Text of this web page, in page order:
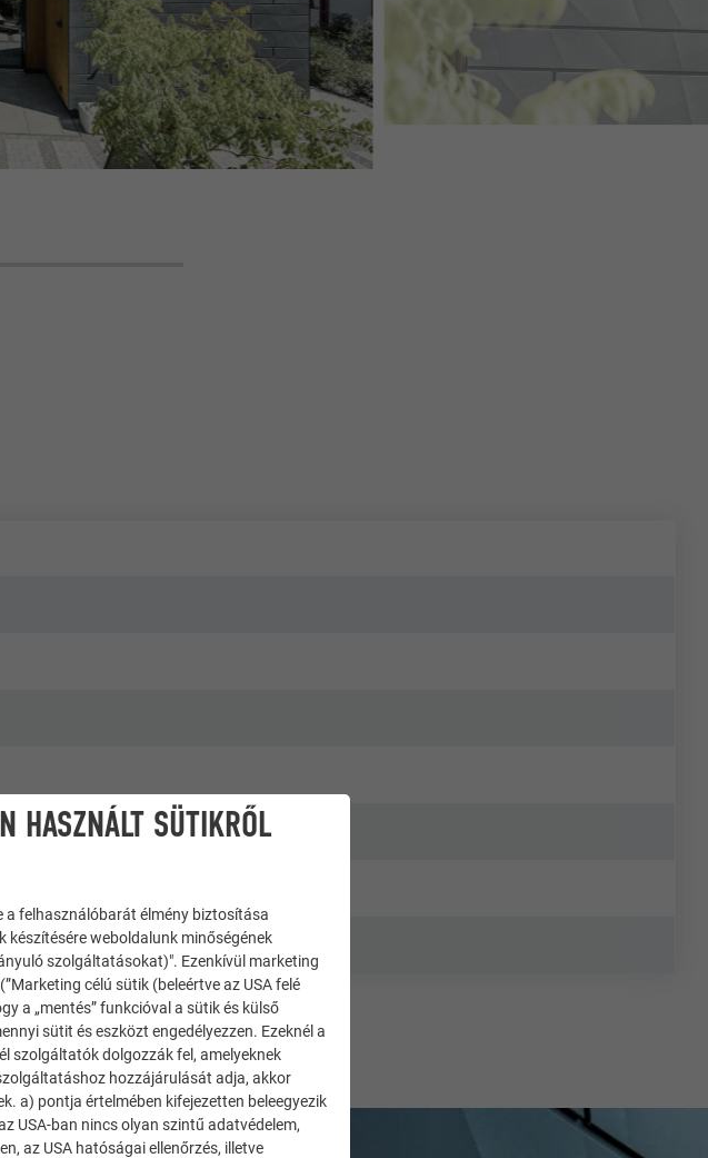
HASZNÁLT SÜTIKRŐL
a felhasználóbarát élmény biztosítása
weboldalunk minőségének
szolgáltatásokat)". Ezenkívül marketing
célú sütik (beleértve az USA felé
a „mentés” funkcióval a sütik és külső
sütit és eszközt engedélyezzen. Ezeknél a
szolgáltatók dolgozzák fel, amelyeknek
hozzájárulását adja, akkor
a) pontja értelmében kifejezetten beleegyezik
USA-ban nincs olyan szintű adatvédelem,
az USA hatóságai ellenőrzés, illetve